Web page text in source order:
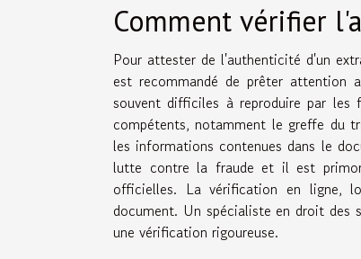
Comment vérifier
Pour attester de l'authenticité d'un
est recommandé de prêter attention
souvent difficiles à reproduire par les
compétents, notamment le greffe du
les informations contenues dans le
lutte contre la fraude et il est
officielles. La vérification en ligne,
document. Un spécialiste en droit des
une vérification rigoureuse.